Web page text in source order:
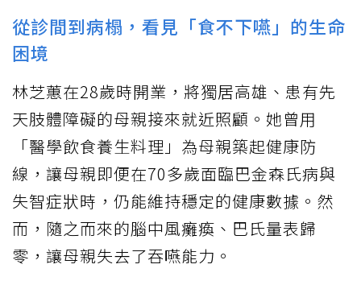
從診間到病榻，看見「食不下嚥」的生命
困境
林芝蕙在28歲時開業，將獨居高雄、患有先
天肢體障礙的母親接來就近照顧。她曾用
「醫學飲食養生料理」為母親築起健康防
線，讓母親即便在70多歲面臨巴金森氏病與
失智症狀時，仍能維持穩定的健康數據。然
而，隨之而來的腦中風癱瘓、巴氏量表歸
零，讓母親失去了吞嚥能力。